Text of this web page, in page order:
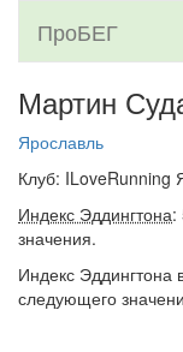
ПроБЕГ
Мартин
Ярославль
Клуб: ILoveRunning
Индекс Эддингтона:
значения.
Индекс Эддингтона
следующего